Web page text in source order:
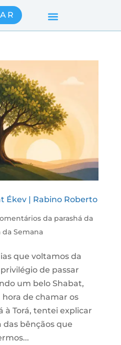
Ékev | Rabino Roberto
da parashá da
da Semana
que voltamos da
de passar
um belo Shabat,
de chamar os
à Torá, tentei explicar
bênçãos que